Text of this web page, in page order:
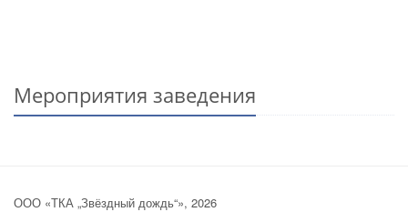
Мероприятия заведения
ООО «ТКА „Звёздный дождь“», 2026